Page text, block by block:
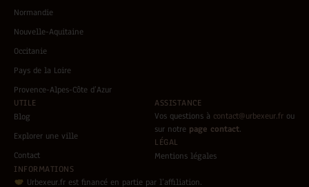
Normandie
Nouvelle-Aquitaine
Occitanie
Pays de la Loire
Provence-Alpes-Côte d’Azur
UTILE
Blog
Explorer une ville
Contact
ASSISTANCE
Vos questions à contact@urbexeur.fr ou
sur notre page contact.
LÉGAL
Mentions légales
INFORMATIONS
Urbexeur.fr est financé en partie par l’affiliation.